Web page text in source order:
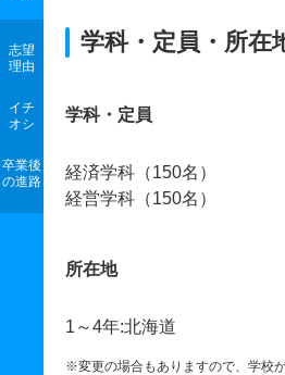
志望
理由
イチ
オシ
卒業後
の進路
学科・定員・所在
学科・定員
経済学科（150名）
経営学科（150名）
所在地
1～4年:北海道
※変更の場合もありますので、学校